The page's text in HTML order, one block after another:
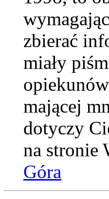
zbierać
miały
mającej
dotyczy
na stronie
Góra